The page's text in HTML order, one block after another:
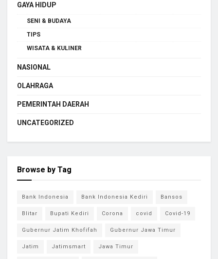
GAYA HIDUP
SENI & BUDAYA
TIPS
WISATA & KULINER
NASIONAL
OLAHRAGA
PEMERINTAH DAERAH
UNCATEGORIZED
Browse by Tag
Bank Indonesia Bank Indonesia Kediri Bansos
Blitar Bupati Kediri Corona covid Covid-19
Gubernur Jatim Khofifah Gubernur Jawa Timur
Jatim Jatimsmart Jawa Timur